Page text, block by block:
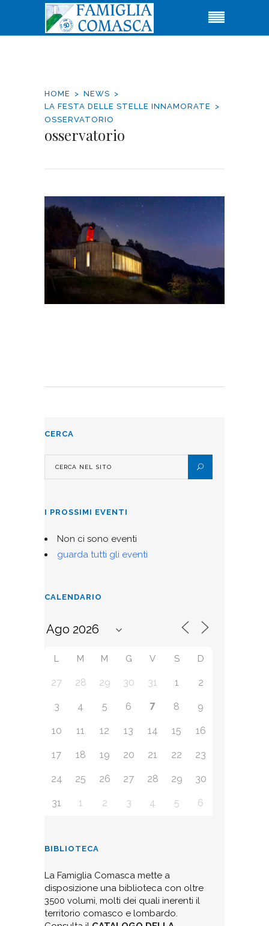
HOME
NEWS
LA FESTA DELLE STELLE INNAMORATE
OSSERVATORIO
osservatorio
CERCA
I PROSSIMI EVENTI
Non ci sono eventi
guarda tutti gli eventi
CALENDARIO
L M M G V S D
27 28 29 30 31 1 2
3 4 5 6 7 8 9
10 11 12 13 14 15 16
17 18 19 20 21 22 23
24 25 26 27 28 29 30
31 1 2 3 4 5 6
BIBLIOTECA
La Famiglia Comasca mette a
disposizione una biblioteca con oltre
3500 volumi, molti dei quali inerenti il
territorio comasco e lombardo.